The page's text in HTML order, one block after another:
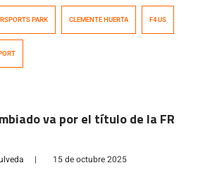
fecha del Campeonato de Fórmula 4
luego de haber largado desde el sexto
PARK CLEMENTE HUERTA F4 US
va por el título de la FR
| 15 de octubre 2025